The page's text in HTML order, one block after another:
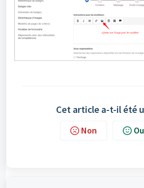
Cet article a-t-il été
Non